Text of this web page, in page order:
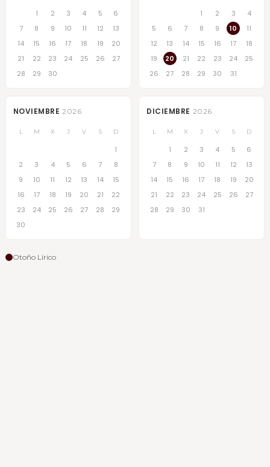
1 2 3 4 5
6
7
8 9 10 11 12
13
14
15 16 17 18 19
20
21
22 23 24 25 26
27
28
29 30
1 2 3
4
5
6 7 8 9 10
11
12
13 14 15 16 17
18
19
20 21 22 23 24
25
26
27 28 29 30 31
NOVIEMBRE 2026
L M X J V S D
1
2
3 4 5 6 7
8
9
10 11 12 13 14
15
16
17 18 19 20 21
22
23
24 25 26 27 28
29
30
DICIEMBRE 2026
L M X J V S D
1 2 3 4 5
6
7
8 9 10 11 12
13
14
15 16 17 18 19
20
21
22 23 24 25 26
27
28
29 30 31
Otoño Lírico